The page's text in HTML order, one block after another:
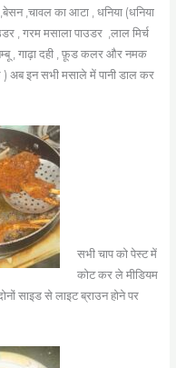
,चावल का आटा , धनिया (धनिया
, गरम मसाला पाउडर ,लाल मिर्च
, गाढ़ा दही , फ़ूड कलर और नमक
अब इन सभी मसाले में पानी डाल कर
सभी चाप को पेस्ट में
कोट कर ले मीडियम
साइड से लाइट ब्राउन होने पर